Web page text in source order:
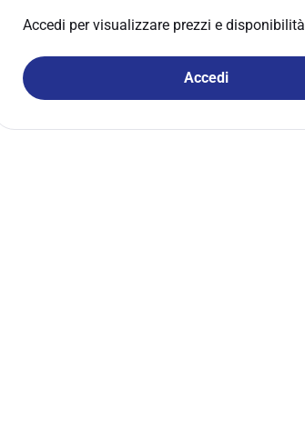
Accedi per visualizzare prezzi e disponibilità
Accedi